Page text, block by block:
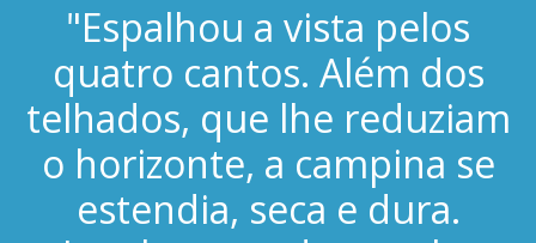
"Espalhou a vista pelos
quatro cantos. Além dos
telhados, que lhe reduziam
o horizonte, a campina se
estendia, seca e dura.